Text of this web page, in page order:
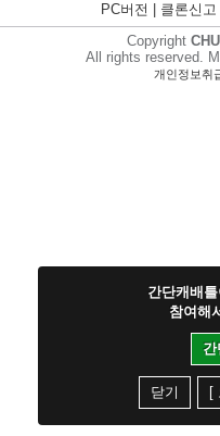
PC버전
클론신고
Copyright
All rights reserved.
개인정보취
간단캐배
참여해
간
닫기 [